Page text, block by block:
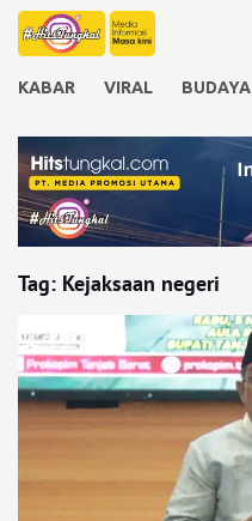
KABAR VIRAL BUDAYA
Tag: Kejaksaan negeri